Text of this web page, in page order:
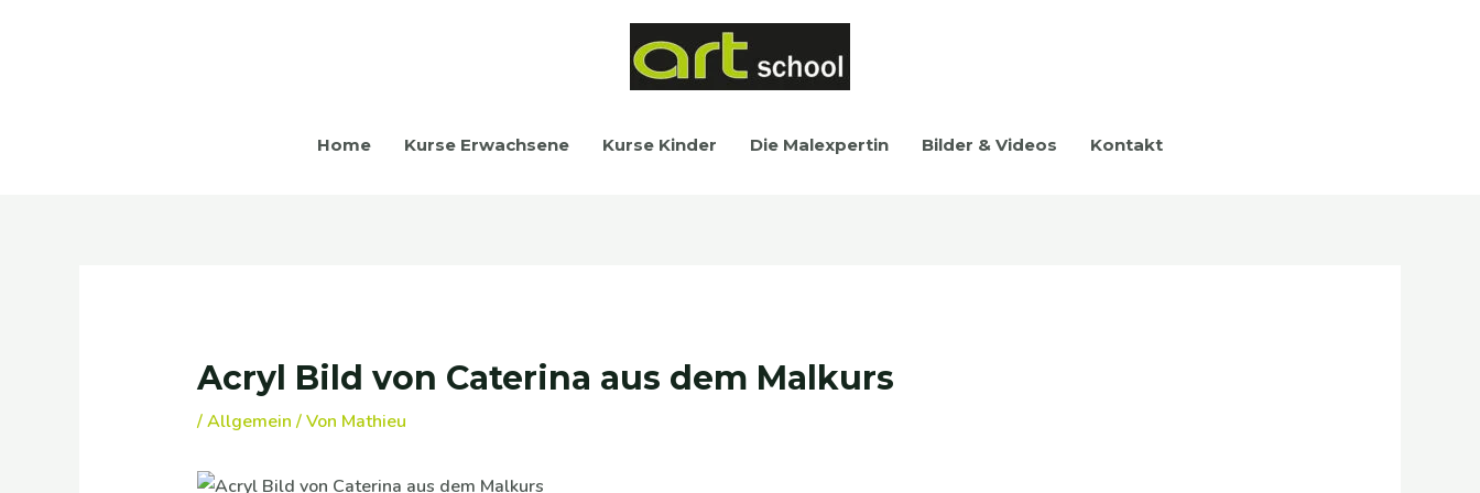
Home Kurse Erwachsene Kurse Kinder Die Malexpertin Bilder & Videos Kontakt
Acryl Bild von Caterina aus dem Malkurs
/Allgemein / Von Mathieu